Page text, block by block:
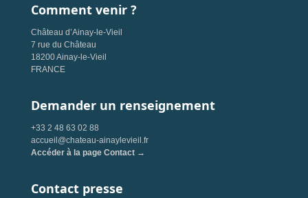
Comment venir ?
Château d’Ainay-le-Vieil
7 rue du Château
18200 Ainay-le-Vieil
FRANCE
Demander un renseignement
+33 2 48 63 02 88
accueil@chateau-ainaylevieil.fr
Accéder à la page Contact →
Contact presse